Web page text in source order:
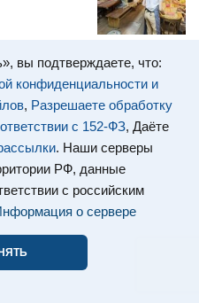
вы подтверждаете, что:
конфиденциальности и
, Разрешаете обработку
с 152-ФЗ, Даёте
. Наши серверы
РФ, данные
с российским
о сервере